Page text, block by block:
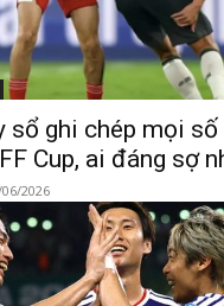
sổ ghi chép mọi
Cup, ai đáng sợ
2026